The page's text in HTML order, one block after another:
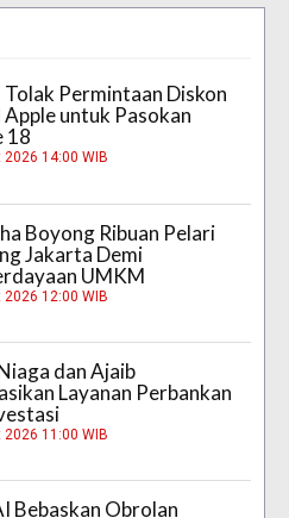
Permintaan Diskon
Apple untuk Pasokan
18
2026 14:00 WIB
Boyong Ribuan Pelari
Jakarta Demi
UMKM
2026 12:00 WIB
dan Ajaib
Layanan Perbankan
2026 11:00 WIB
Bebaskan Obrolan